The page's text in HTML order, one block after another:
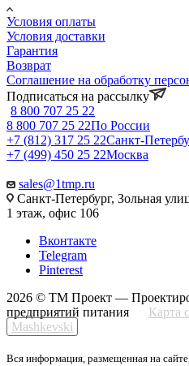
Условия оплаты
Условия доставки
Гарантия
Возврат
Соглашение на обработку
Подписаться на рассылку
8 800 707 25 22
8 800 707 25 22По России
+7 (812) 317 25 22Санкт-
+7 (499) 450 25 22Москва
sales@1tmp.ru
Санкт-Петербург, Зольная
1 этаж, офис 106
Вконтакте
Telegram
Pinterest
2026 © ТМ Проект —
предприятий питания
Карта
Mashkevski
Вся информация, размещенная на